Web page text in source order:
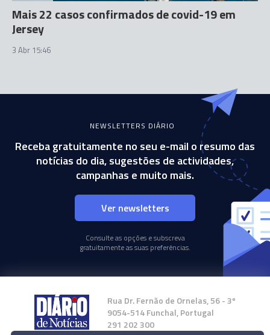
Mais 22 casos confirmados de covid-19 em
Jersey
3 Abr 15:46
NEWSLETTERS DIÁRIO
Receba gratuitamente no seu e-mail o resumo das
notícias do dia, sugestões de actividades,
campanhas e muito mais.
Ver newsletters
Consulte as opções e subscreva
gratuitamente as suas preferências.
Rua Dr. Fernão de Ornelas, 56 - 3º
9054-514 Funchal, Portugal
291 202 300